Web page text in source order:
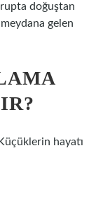
doğuştan
gelen
hayatı